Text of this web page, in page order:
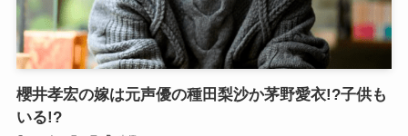
櫻井孝宏の嫁は元声優の種田梨沙か茅野愛衣!?子供も
いる!?